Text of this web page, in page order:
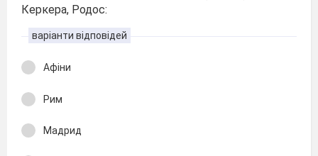
Керкера, Родос:
варіанти відповідей
Афіни
Рим
Мадрид